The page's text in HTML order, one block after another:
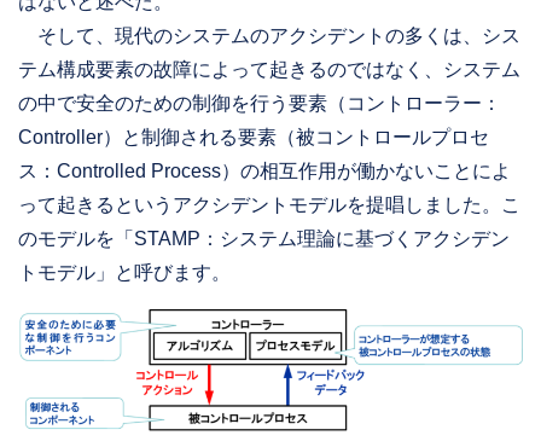
そして、現代のシステムのアクシデントの多くは、シス
テム構成要素の故障によって起きるのではなく、システム
の中で安全のための制御を行う要素（コントローラー：
Controller）と制御される要素（被コントロールプロセ
ス：Controlled Process）の相互作用が働かないことによ
って起きるというアクシデントモデルを提唱しました。こ
のモデルを「STAMP：システム理論に基づくアクシデン
トモデル」と呼びます。